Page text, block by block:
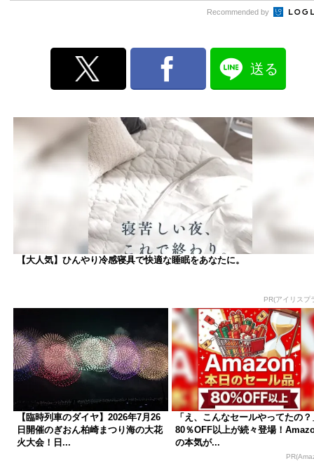
Recommended by
送る
【大人気】ひんやり冷感寝具で快適な睡眠をあなたに。
PR(アイリスプ
【臨時列車のダイヤ】2026年7月26
日開催のぎおん柏崎まつり海の大花
火大会！日...
「え、こんなセールやってたの？
80％OFF以上が続々登場！
の本気が...